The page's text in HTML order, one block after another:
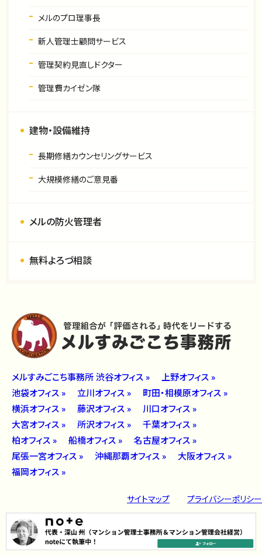
メルのプロ理事長
新人管理士顧問サービス
管理契約見直しドクター
管理費カイゼン隊
建物・設備維持
長期修繕カウンセリングサービス
大規模修繕のご意見番
メルの防火管理者
無料よろづ相談
メルすみごこち事務所 渋谷オフィス »
上野オフィス »
池袋オフィス »
立川オフィス »
町田・相模原オフィス »
横浜オフィス »
藤沢オフィス »
川口オフィス »
大宮オフィス »
所沢オフィス »
千葉オフィス »
柏オフィス »
船橋オフィス »
名古屋オフィス »
尾張一宮オフィス »
沖縄那覇オフィス »
大阪オフィス »
福岡オフィス »
サイトマップ プライバシーポリシー